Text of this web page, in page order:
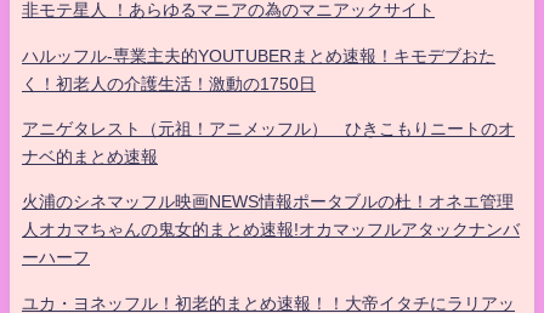
非モテ星人 ！あらゆるマニアの為のマニアックサイト
ハルッフル-専業主夫的YOUTUBERまとめ速報！キモデブおた
く！初老人の介護生活！激動の1750日
アニゲタレスト（元祖！アニメッフル） ひきこもりニートのオ
ナベ的まとめ速報
火浦のシネマッフル映画NEWS情報ポータブルの杜！オネエ管理
人オカマちゃんの鬼女的まとめ速報!オカマッフルアタックナンバ
ーハーフ
ユカ・ヨネッフル！初老的まとめ速報！！大帝イタチにラリアッ